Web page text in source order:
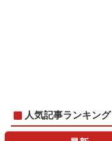
人気記事ランキング